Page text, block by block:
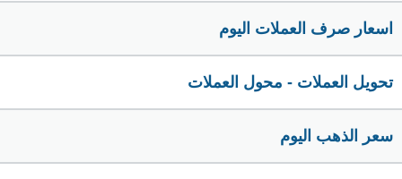
اسعار صرف العملات اليوم
تحويل العملات - محول العملات
سعر الذهب اليوم